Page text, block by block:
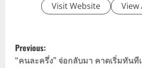
Visit Website View
P
Previous:
“คนละครึ่ง” จ่อกลับมา คาดเริ่มทัน